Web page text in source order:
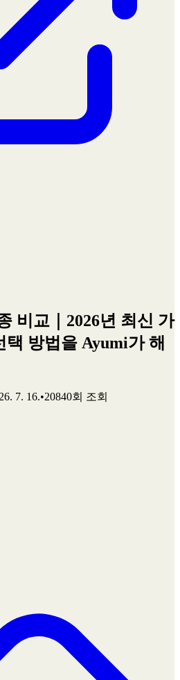
비교｜2026년 최신 가
택 방법을 Ayumi가 해
7. 16.•20840회 조회